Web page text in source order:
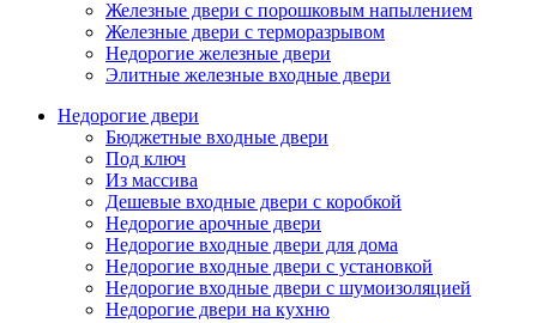
Железные двери с порошковым напылением
Железные двери с терморазрывом
Недорогие железные двери
Элитные железные входные двери
Недорогие двери
Бюджетные входные двери
Под ключ
Из массива
Дешевые входные двери с коробкой
Недорогие арочные двери
Недорогие входные двери для дома
Недорогие входные двери с установкой
Недорогие входные двери с шумоизоляцией
Недорогие двери на кухню